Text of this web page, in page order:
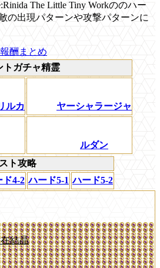
The Little Tiny Workののハー
の出現パターンや攻撃パターンに
酬まとめ
トガチャ精霊
ルカ ヤーシャラージャ
ルダン
ト攻略
ド4-2 ハード5-1 ハード5-2
結晶